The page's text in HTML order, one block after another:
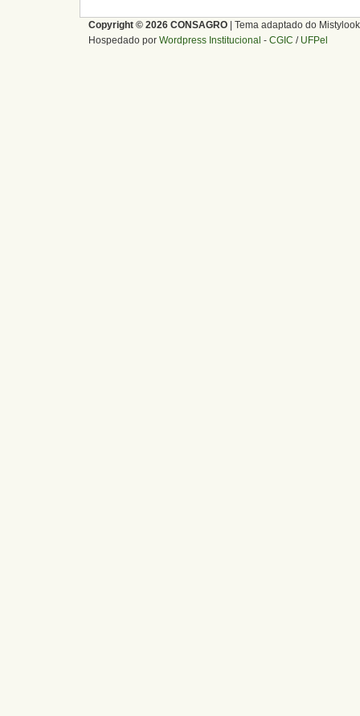
Copyright © 2026 CONSAGRO | Tema adaptado do
Hospedado por Wordpress Institucional - CGIC / UFPel